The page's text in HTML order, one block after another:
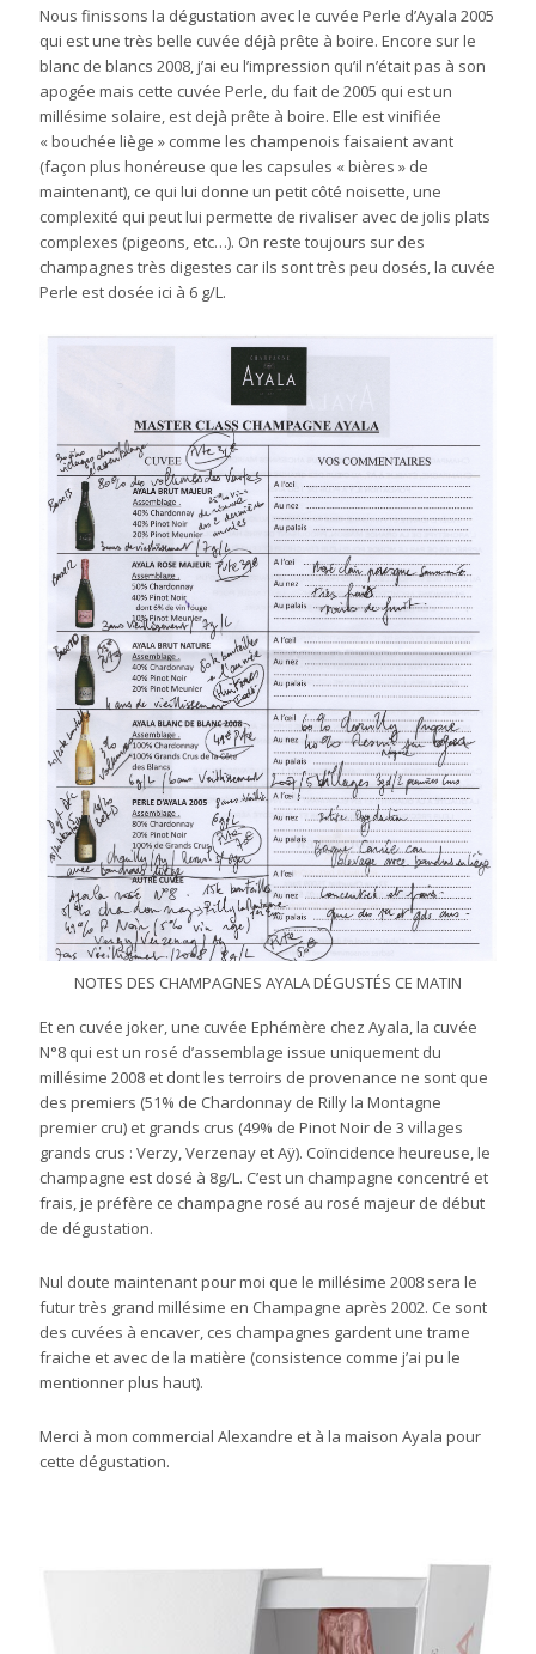
Nous finissons la dégustation avec le cuvée Perle d’Ayala 2005
qui est une très belle cuvée déjà prête à boire. Encore sur le
blanc de blancs 2008, j’ai eu l’impression qu’il n’était pas à son
apogée mais cette cuvée Perle, du fait de 2005 qui est un
millésime solaire, est dejà prête à boire. Elle est vinifiée
« bouchée liège » comme les champenois faisaient avant
(façon plus honéreuse que les capsules « bières » de
maintenant), ce qui lui donne un petit côté noisette, une
complexité qui peut lui permette de rivaliser avec de jolis plats
complexes (pigeons, etc…). On reste toujours sur des
champagnes très digestes car ils sont très peu dosés, la cuvée
Perle est dosée ici à 6 g/L.
NOTES DES CHAMPAGNES AYALA DÉGUSTÉS CE MATIN
Et en cuvée joker, une cuvée Ephémère chez Ayala, la cuvée
N°8 qui est un rosé d’assemblage issue uniquement du
millésime 2008 et dont les terroirs de provenance ne sont que
des premiers (51% de Chardonnay de Rilly la Montagne
premier cru) et grands crus (49% de Pinot Noir de 3 villages
grands crus : Verzy, Verzenay et Aÿ). Coïncidence heureuse, le
champagne est dosé à 8g/L. C’est un champagne concentré et
frais, je préfère ce champagne rosé au rosé majeur de début
de dégustation.
Nul doute maintenant pour moi que le millésime 2008 sera le
futur très grand millésime en Champagne après 2002. Ce sont
des cuvées à encaver, ces champagnes gardent une trame
fraiche et avec de la matière (consistence comme j’ai pu le
mentionner plus haut).
Merci à mon commercial Alexandre et à la maison Ayala pour
cette dégustation.